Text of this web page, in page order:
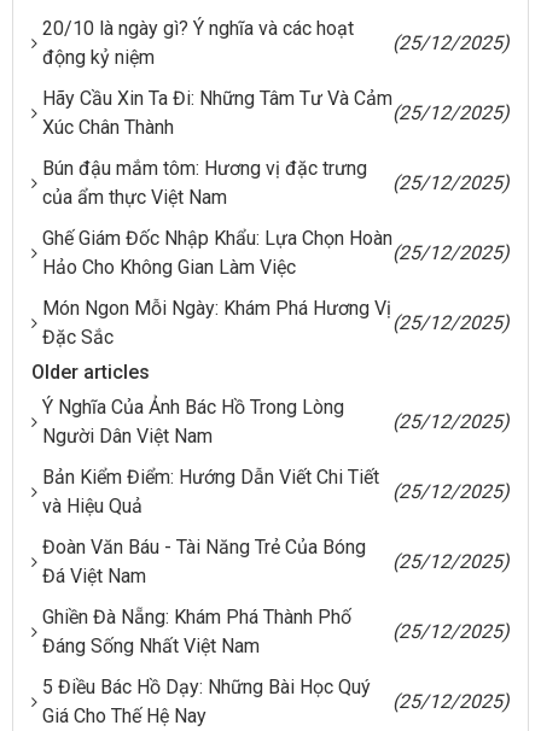
20/10 là ngày gì? Ý nghĩa và các hoạt
động kỷ niệm
(25/12/2025)
Hãy Cầu Xin Ta Đi: Những Tâm Tư Và Cảm
Xúc Chân Thành
(25/12/2025)
Bún đậu mắm tôm: Hương vị đặc trưng
của ẩm thực Việt Nam
(25/12/2025)
Ghế Giám Đốc Nhập Khẩu: Lựa Chọn Hoàn
Hảo Cho Không Gian Làm Việc
(25/12/2025)
Món Ngon Mỗi Ngày: Khám Phá Hương Vị
Đặc Sắc
(25/12/2025)
Older articles
Ý Nghĩa Của Ảnh Bác Hồ Trong Lòng
Người Dân Việt Nam
(25/12/2025)
Bản Kiểm Điểm: Hướng Dẫn Viết Chi Tiết
và Hiệu Quả
(25/12/2025)
Đoàn Văn Báu - Tài Năng Trẻ Của Bóng
Đá Việt Nam
(25/12/2025)
Ghiền Đà Nẵng: Khám Phá Thành Phố
Đáng Sống Nhất Việt Nam
(25/12/2025)
5 Điều Bác Hồ Dạy: Những Bài Học Quý
Giá Cho Thế Hệ Nay
(25/12/2025)